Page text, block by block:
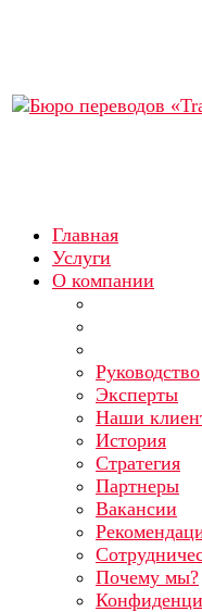
Главная
Услуги
О компании
Руководство
Эксперты
Наши
История
Стратегия
Партнеры
Вакансии
Почему мы?